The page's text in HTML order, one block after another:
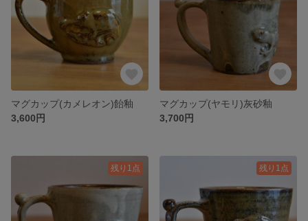
マグカップ(カメレオン)飴釉
3,600円
マグカップ(ヤモリ)灰砂釉
3,700円
残り1点 残り1点